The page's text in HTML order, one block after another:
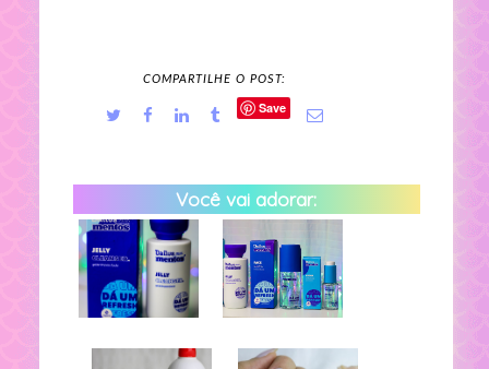
COMPARTILHE O POST:
Save
Você vai adorar: